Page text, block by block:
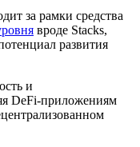
за рамки средства
вроде Stacks,
развития
и
DeFi-приложениям